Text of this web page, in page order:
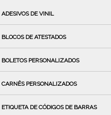
ADESIVOS DE VINIL
BLOCOS DE ATESTADOS
BOLETOS PERSONALIZADOS
CARNÊS PERSONALIZADOS
ETIQUETA DE CÓDIGOS DE BARRAS